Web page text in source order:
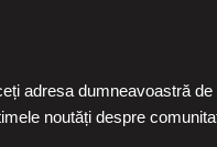
adresa dumneavoastră
noutăți despre